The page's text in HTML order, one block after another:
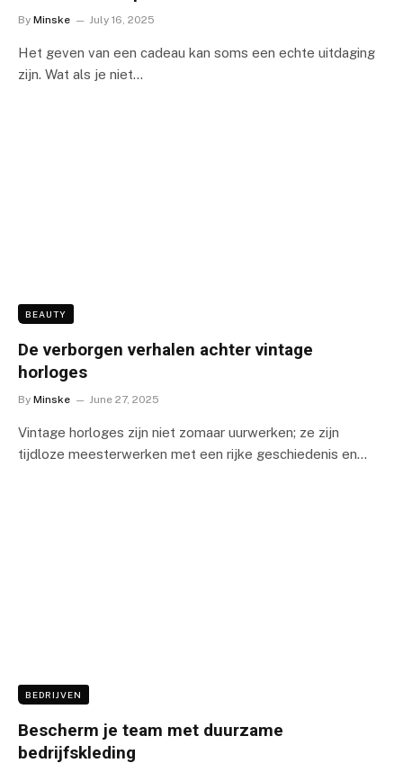
By Minske July 16, 2025
Het geven van een cadeau kan soms een echte uitdaging
zijn. Wat als je niet…
BEAUTY
De verborgen verhalen achter vintage
horloges
By Minske June 27, 2025
Vintage horloges zijn niet zomaar uurwerken; ze zijn
tijdloze meesterwerken met een rijke geschiedenis en…
BEDRIJVEN
Bescherm je team met duurzame
bedrijfskleding